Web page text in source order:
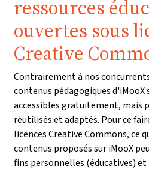
ressources
ouvertes sous
Creative
Contrairement à nos
contenus pédagogiques
accessibles gratuitement, mais
réutilisés et adaptés. Pour ce
licences Creative Commons, ce
contenus proposés sur iMooX
fins personnelles (éducatives)